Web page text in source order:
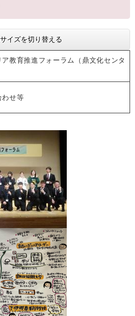
イズを切り替える
教育推進フォーラム（鼎文化センタ
わせ等